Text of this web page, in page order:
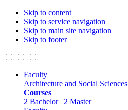
Skip to content
Skip to service navigation
Skip to main site navigation
Skip to footer
Faculty
Architecture and Social Sciences
Courses
2 Bachelor | 2 Master